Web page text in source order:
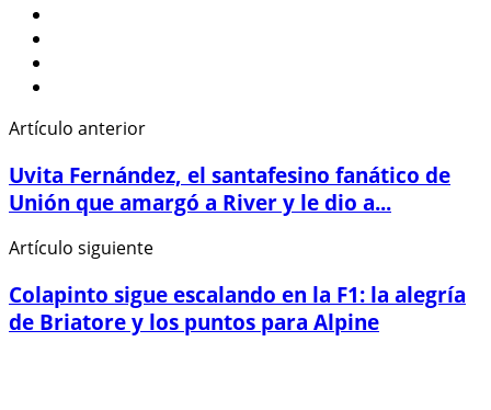
Artículo anterior
Uvita Fernández, el santafesino fanático de
Unión que amargó a River y le dio a...
Artículo siguiente
Colapinto sigue escalando en la F1: la alegría
de Briatore y los puntos para Alpine